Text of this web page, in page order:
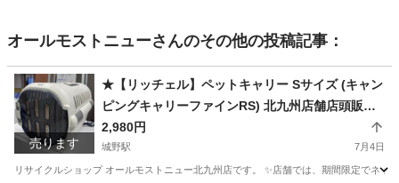
オールモストニューさんのその他の投稿記事：
売ります
★【リッチェル】ペットキャリー Sサイズ (キャン
ピングキャリーファインRS) 北九州店舗店頭販売
のみ
2,980円
城野駅 7月4日
リサイクルショップ オールモストニュー北九州店です。 ✨️店舗では、期間限定でネ